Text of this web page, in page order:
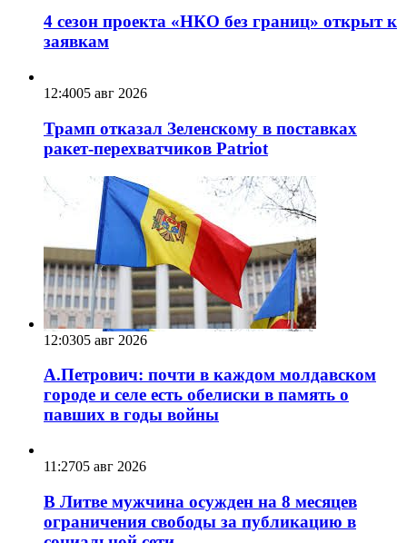
4 сезон проекта «НКО без границ» открыт к
заявкам
12:4005 авг 2026
Трамп отказал Зеленскому в поставках
ракет-перехватчиков Patriot
12:0305 авг 2026
А.Петрович: почти в каждом молдавском
городе и селе есть обелиски в память о
павших в годы войны
11:2705 авг 2026
В Литве мужчина осужден на 8 месяцев
ограничения свободы за публикацию в